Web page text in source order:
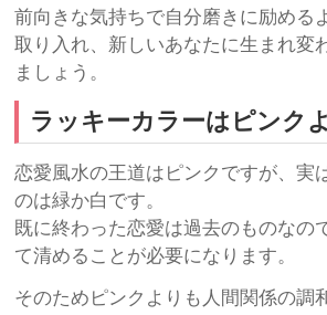
前向きな気持ちで自分磨きに励める
取り入れ、新しいあなたに生まれ変
ましょう。
ラッキーカラーはピンク
恋愛風水の王道はピンクですが、実
のは緑か白です。
既に終わった恋愛は過去のものなの
て清めることが必要になります。
そのためピンクよりも人間関係の調